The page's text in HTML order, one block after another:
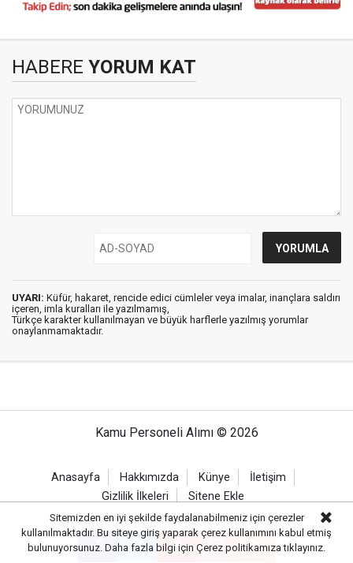
HABERE YORUM KAT
UYARI: Küfür, hakaret, rencide edici cümleler veya imalar, inançlara saldırı
içeren, imla kuralları ile yazılmamış,
Türkçe karakter kullanılmayan ve büyük harflerle yazılmış yorumlar
onaylanmamaktadır.
Kamu Personeli Alımı © 2026
Anasayfa Hakkımızda Künye
İletişim
Gizlilik İlkeleri
Sitene Ekle
Sitemizden en iyi şekilde faydalanabilmeniz için çerezler
kullanılmaktadır. Bu siteye giriş yaparak çerez kullanımını kabul etmiş
bulunuyorsunuz. Daha fazla bilgi için Çerez politikamıza tıklayınız.